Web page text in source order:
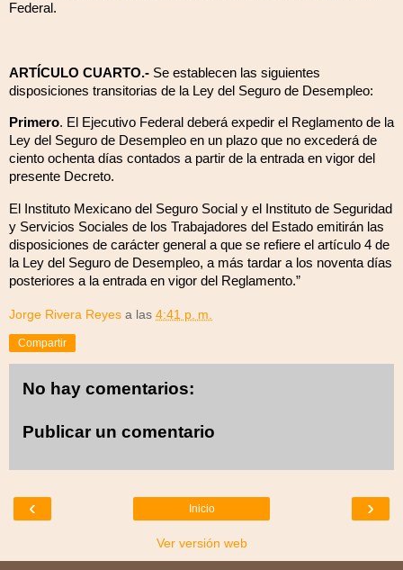
Federal.
ARTÍCULO CUARTO.- Se establecen las siguientes
disposiciones transitorias de la Ley del Seguro de Desempleo:
Primero. El Ejecutivo Federal deberá expedir el Reglamento de la
Ley del Seguro de Desempleo en un plazo que no excederá de
ciento ochenta días contados a partir de la entrada en vigor del
presente Decreto.
El Instituto Mexicano del Seguro Social y el Instituto de Seguridad
y Servicios Sociales de los Trabajadores del Estado emitirán las
disposiciones de carácter general a que se refiere el artículo 4 de
la Ley del Seguro de Desempleo, a más tardar a los noventa días
posteriores a la entrada en vigor del Reglamento.”
Jorge Rivera Reyes a las 4:41 p. m.
Compartir
No hay comentarios:
Publicar un comentario
‹ ›
Inicio
Ver versión web